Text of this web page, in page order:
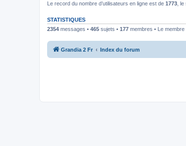
Le record du nombre d’utilisateurs en ligne est de 1773 ,
STATISTIQUES
2354 messages • 465 sujets • 177 membres • Le
Grandia 2 Fr Index du forum